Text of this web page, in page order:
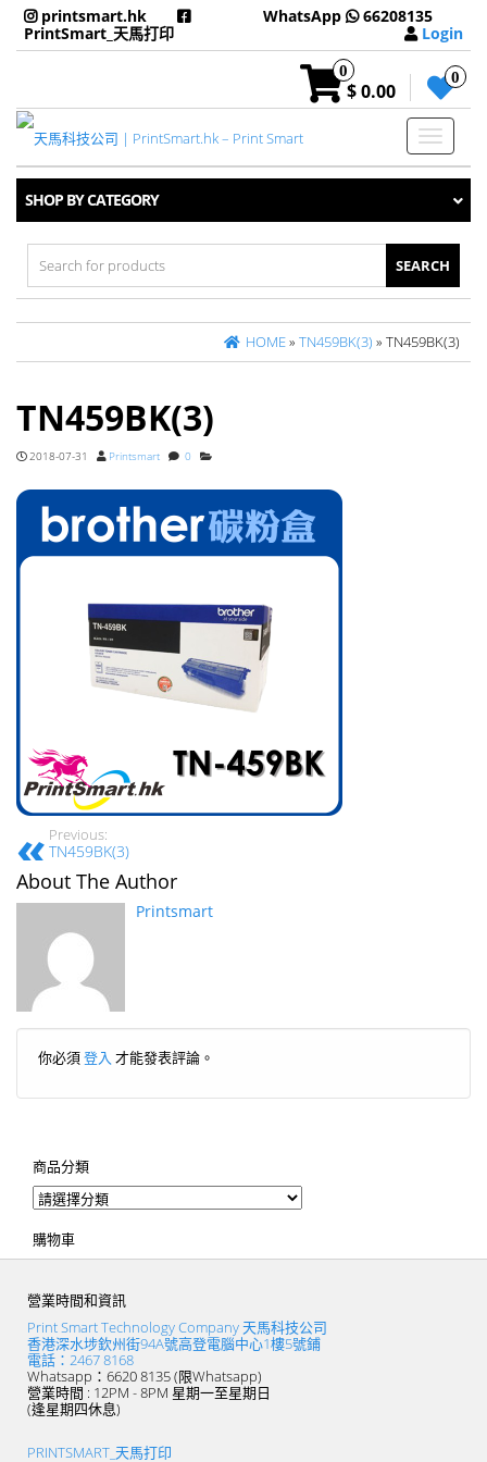
printsmart.hk
PrintSmart_天馬打印
WhatsApp
66208135
Login
0
$ 0.00
0
Toggle
SHOP BY CATEGORY
Search
for:
HOME» TN459BK(3) » TN459BK(3)
TN459BK(3)
2018-07-31 Printsmart 0
Previous:
TN459BK(3)
About The Author
Printsmart
你必須登入 才能發表評論。
商品分類
購物車
營業時間和資訊
Print Smart Technology Company 天馬科技公司
香港深水埗欽州街94A號高登電腦中心1樓5號鋪
電話：2467 8168
Whatsapp：6620 8135 (限Whatsapp)
營業時間 : 12PM - 8PM 星期一至星期日
(逢星期四休息)
PRINTSMART_天馬打印